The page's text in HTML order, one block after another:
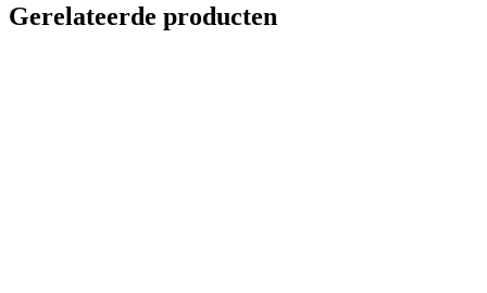
Gerelateerde producten